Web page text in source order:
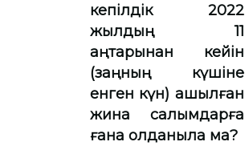
кепілдік 2022
жылдың 11
қаңтарынан кейін
(заңның күшіне
енген күн) ашылған
жинақ салымдарға
ғана қолданыла ма?